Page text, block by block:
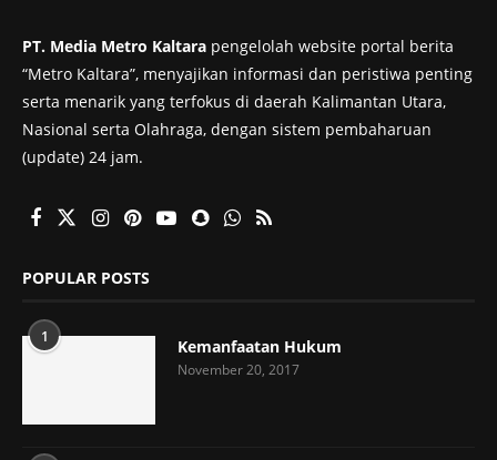
PT. Media Metro Kaltara pengelolah website portal berita
“Metro Kaltara”, menyajikan informasi dan peristiwa penting
serta menarik yang terfokus di daerah Kalimantan Utara,
Nasional serta Olahraga, dengan sistem pembaharuan
(update) 24 jam.
POPULAR POSTS
1 Kemanfaatan Hukum
November 20, 2017